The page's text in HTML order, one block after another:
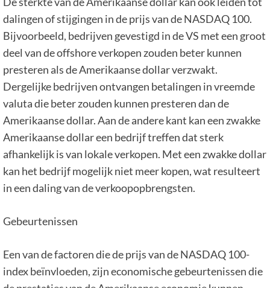
dalingen of stijgingen in de prijs van de NASDAQ 100.
Bijvoorbeeld, bedrijven gevestigd in de VS met een groot
deel van de offshore verkopen zouden beter kunnen
presteren als de Amerikaanse dollar verzwakt.
Dergelijke bedrijven ontvangen betalingen in vreemde
valuta die beter zouden kunnen presteren dan de
Amerikaanse dollar. Aan de andere kant kan een zwakke
Amerikaanse dollar een bedrijf treffen dat sterk
afhankelijk is van lokale verkopen. Met een zwakke dollar
kan het bedrijf mogelijk niet meer kopen, wat resulteert
in een daling van de verkoopopbrengsten.
Gebeurtenissen
Een van de factoren die de prijs van de NASDAQ 100-
index beïnvloeden, zijn economische gebeurtenissen die